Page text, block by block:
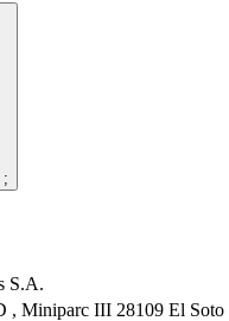
;
S.A.
, Miniparc III 28109 El